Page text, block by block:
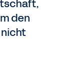
den
nicht